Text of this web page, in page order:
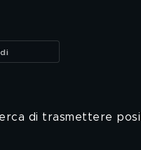
di trasmettere